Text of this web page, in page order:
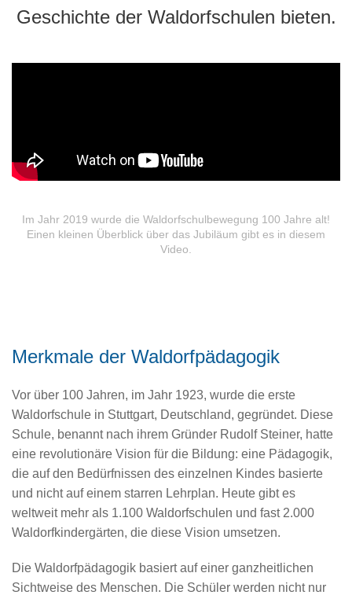
Geschichte der Waldorfschulen bieten.
Im Jahr 2019 wurde die Waldorfschulbewegung 100 Jahre alt!
Einen kleinen Überblick über das Jubiläum gibt es in diesem
Video.
Merkmale der Waldorfpädagogik
Vor über 100 Jahren, im Jahr 1923, wurde die erste
Waldorfschule in Stuttgart, Deutschland, gegründet. Diese
Schule, benannt nach ihrem Gründer Rudolf Steiner, hatte
eine revolutionäre Vision für die Bildung: eine Pädagogik,
die auf den Bedürfnissen des einzelnen Kindes basierte
und nicht auf einem starren Lehrplan. Heute gibt es
weltweit mehr als 1.100 Waldorfschulen und fast 2.000
Waldorfkindergärten, die diese Vision umsetzen.
Die Waldorfpädagogik basiert auf einer ganzheitlichen
Sichtweise des Menschen. Die Schüler werden nicht nur